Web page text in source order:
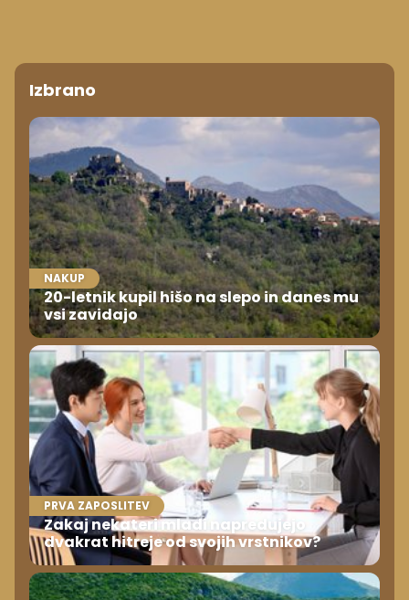
Izbrano
NAKUP
20-letnik kupil hišo na slepo in danes mu
vsi zavidajo
PRVA ZAPOSLITEV
Zakaj nekateri mladi napredujejo
dvakrat hitreje od svojih vrstnikov?